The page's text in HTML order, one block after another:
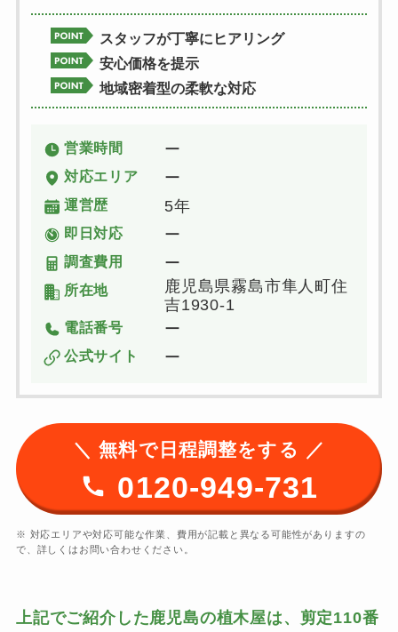
スタッフが丁寧にヒアリング
安心価格を提示
地域密着型の柔軟な対応
営業時間 ー
対応エリア ー
運営歴 5年
即日対応 ー
調査費用 ー
所在地
鹿児島県霧島市隼人町住
吉1930-1
電話番号 ー
公式サイト ー
＼ 無料で日程調整をする ／
0120-949-731
※ 対応エリアや対応可能な作業、費用が記載と異なる可能性がありますの
で、詳しくはお問い合わせください。
上記でご紹介した鹿児島の植木屋は、剪定110番